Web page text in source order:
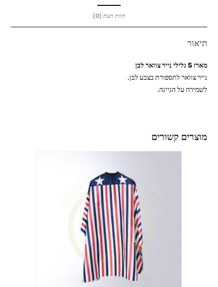
חוות דעת (0)
תיאור
מארז 5 גלילי נייר צוואר לבן
נייר צוואר לתספורת בצבע לבן.
לשמירה על הגיינה.
מוצרים קשורים